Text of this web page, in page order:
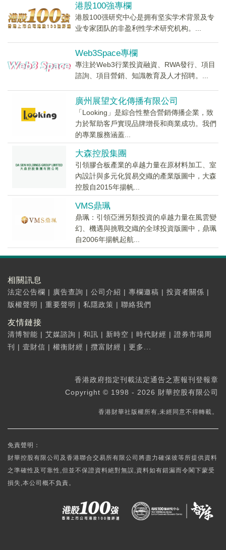
港股100強專欄
港股100强研究中心是拥有坚实学术背景及专
业专家团队的非盈利性学术研究机构。...
Web3Space專欄
專注於Web3行業投資融資、RWA發行、項目
諮詢、項目營銷、知識教育及人才招聘。...
廣州展望文化傳播有限公司
「Looking」是綜合性整合營銷傳播企業，致
力於幫助客戶實現品牌增長和商業成功。我們
的專業服務涵蓋...
大森控股集團
引領膠合板產業的卓越力量在原材料加工、室
內設計與多元化貿易交織的產業版圖中，大森
控股自2015年揚帆...
VMS鼎珮
鼎珮：引領亞洲另類投資的卓越力量在風雲變
幻、機遇與挑戰交織的全球投資版圖中，鼎珮
自2006年揚帆起航...
相關訊息
法定公告欄 | 廣告查詢 | 公司介紹 | 專欄邀稿 | 投資者關係 |
版權聲明 | 重要聲明 | 私隱政策 | 聯絡我們
友情鏈接
清博智能 | 艾媒諮詢 | 和訊 | 新時空 | 時代財經 | 證券市場周
刊
| 壹財信 | 權衡財經 | 攬富財經 | 更多...
香港政府指定刊載法定通告之憲報刊登報章
Copyright © 1998 - 2026 財華控股有限公司
香港財華社版權所有,未經同意不得轉載。
免責聲明：
財華控股有限公司及香港聯合交易所有限公司將盡力確保彼等所提供資料
之準確性及可靠性,但並不保證資料絕對無誤,資料如有錯漏而令閣下蒙受
損失,本公司概不負責。